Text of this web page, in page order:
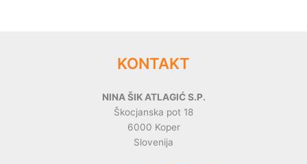
KONTAKT
NINA ŠIK ATLAGIĆ S.P.
Škocjanska pot 18
6000 Koper
Slovenija